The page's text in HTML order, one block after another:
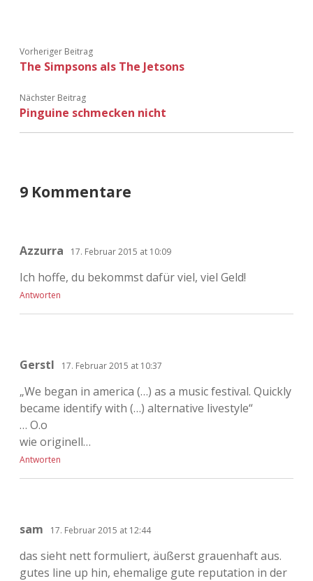
Vorheriger Beitrag
The Simpsons als The Jetsons
Nächster Beitrag
Pinguine schmecken nicht
9 Kommentare
Azzurra 17. Februar 2015 at 10:09
Ich hoffe, du bekommst dafür viel, viel Geld!
Antworten
Gerstl 17. Februar 2015 at 10:37
„We began in america (…) as a music festival. Quickly
became identify with (…) alternative livestyle“
… O.o
wie originell…
Antworten
sam 17. Februar 2015 at 12:44
das sieht nett formuliert, äußerst grauenhaft aus.
gutes line up hin, ehemalige gute reputation in der